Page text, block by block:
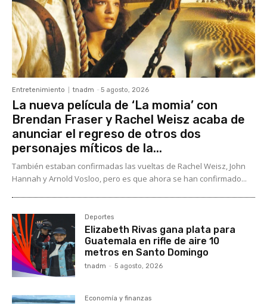
Entretenimiento tnadm - 5 agosto, 2026
La nueva película de ‘La momia’ con
Brendan Fraser y Rachel Weisz acaba de
anunciar el regreso de otros dos
personajes míticos de la...
También estaban confirmadas las vueltas de Rachel Weisz, John
Hannah y Arnold Vosloo, pero es que ahora se han confirmado...
Deportes
Elizabeth Rivas gana plata para
Guatemala en rifle de aire 10
metros en Santo Domingo
tnadm - 5 agosto, 2026
Economía y finanzas